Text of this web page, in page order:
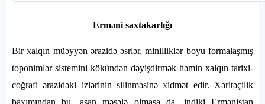
Erməni saxtakarlığı
Bir xalqın müəyyən ərazidə əsrlər, minilliklər boyu formalaşmış
toponimlər sistemini kökündən dəyişdirmək həmin xalqın tarixi-
coğrafi ərazidəki izlərinin silinməsinə xidmət edir. Xəritəçilik
baxımından bu, asan məsələ olmasa da, indiki Ermənistan